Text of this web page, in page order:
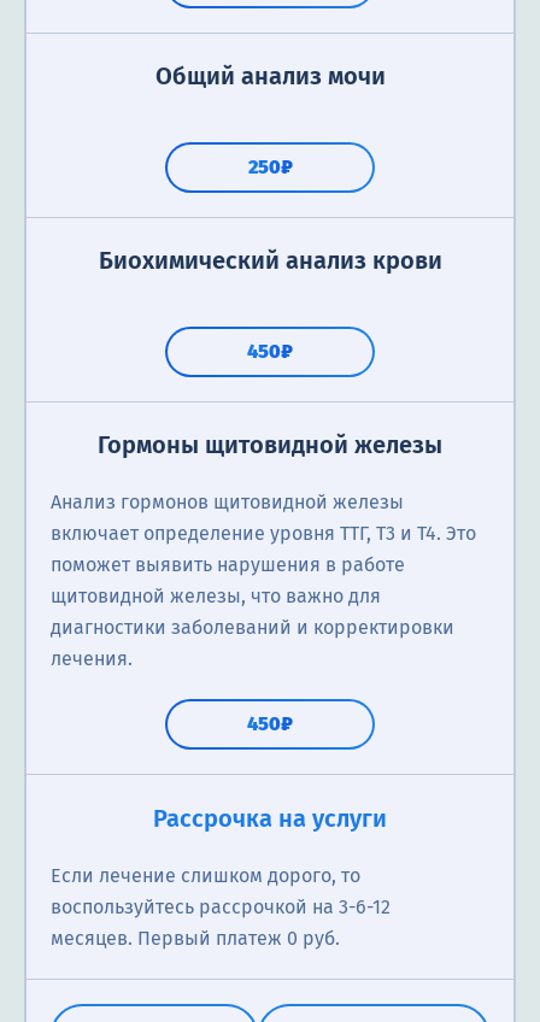
Общий анализ мочи
250₽
Биохимический анализ крови
450₽
Гормоны щитовидной железы
Анализ гормонов щитовидной железы
включает определение уровня ТТГ, Т3 и Т4. Это
поможет выявить нарушения в работе
щитовидной железы, что важно для
диагностики заболеваний и корректировки
лечения.
450₽
уровня общего холестерина, ЛПВП, ЛПНП и
триглицеридов. Помогает выявить риск сердечно-
сосудистых заболеваний и нарушений обмена
веществ. Без подготовки.
Рассрочка на услуги
Если лечение слишком дорого, то
воспользуйтесь рассрочкой на 3-6-12
месяцев. Первый платеж 0 руб.